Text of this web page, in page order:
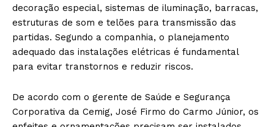
decoração especial, sistemas de iluminação, barracas,
estruturas de som e telões para transmissão das
partidas. Segundo a companhia, o planejamento
adequado das instalações elétricas é fundamental
para evitar transtornos e reduzir riscos.
De acordo com o gerente de Saúde e Segurança
Corporativa da Cemig, José Firmo do Carmo Júnior, os